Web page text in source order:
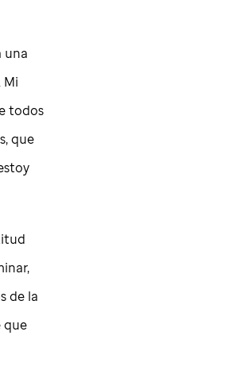
una
Mi
todos
que
de la
que